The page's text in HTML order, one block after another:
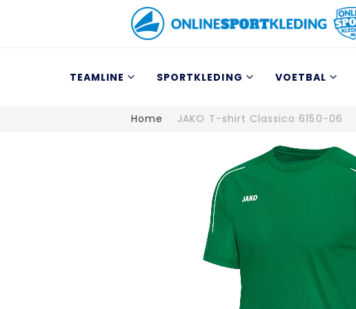
TEAMLINE SPORTKLEDING VOETBAL
Home JAKO T-shirt Classico 6150-06
afbeeldingen-